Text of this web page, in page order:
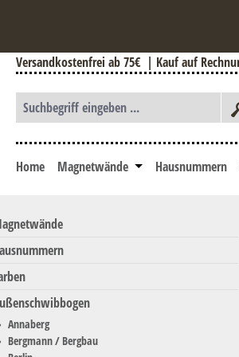
Versandkostenfrei ab 75€ | Kauf auf
Home Magnetwände Hausnummern
Annaberg
Bergmann / Bergbau